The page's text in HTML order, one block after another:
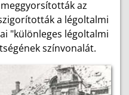
az
a légoltalmi
"különleges légoltalmi
színvonalát.